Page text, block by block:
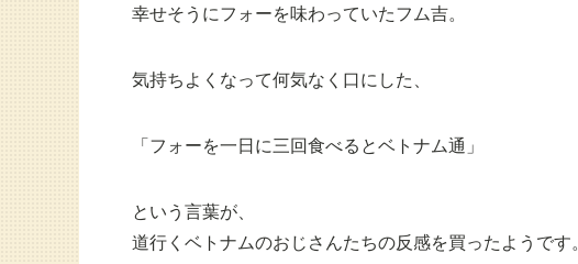
幸せそうにフォーを味わっていたフム吉。
気持ちよくなって何気なく口にした、
「フォーを一日に三回食べるとベトナム通」
という言葉が、
道行くベトナムのおじさんたちの反感を買ったようです。